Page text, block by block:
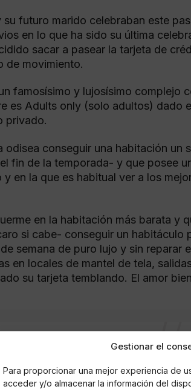
Gestionar el
Para proporcionar una mejor experiencia de
acceder y/o almacenar la información del
futuro marido celebraban este
en lo que ha sido su última
sacar a pasear la tarjeta de
de movimiento.
famosísimo y lujosísimo complejo
es Adults only (solo adultos) dado
privado.
odisea conseguir una habitación un
fin de la temporada- y que posee
en la que es habitual ver a los
en la habitación más barata y
si cabe- conseguir un habitáculo
semana de puro lujo y sin reparar
en locales de mantel de tela,
su tarjeta temblando. El amor